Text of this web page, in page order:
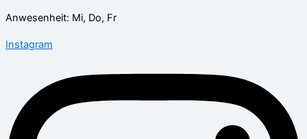
Anwesenheit: Mi, Do, Fr
Instagram